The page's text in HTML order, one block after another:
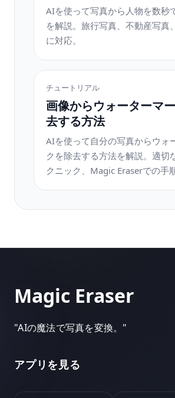
AIを使って写真から人物を数秒
を解説。旅行写真、不動産写真
に対応。
チュートリアル
画像からウォーターマ
去する方法
AIを使って自分の写真からウォ
クを除去する方法を解説。適切
クニック、Magic Eraserでの手順
Magic Eraser
"AIの魔法で写真を変換。 "
アプリを見る